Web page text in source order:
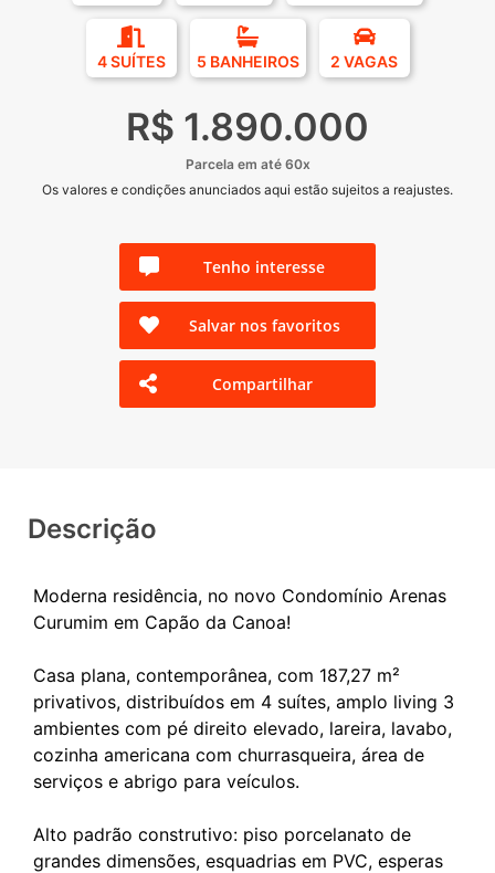
4 SUÍTES 5 BANHEIROS 2 VAGAS
R$ 1.890.000
Parcela em até 60x
Os valores e condições anunciados aqui estão sujeitos a reajustes.
Tenho interesse
Salvar nos favoritos
Compartilhar
Descrição
Moderna residência, no novo Condomínio Arenas
Curumim em Capão da Canoa!
Casa plana, contemporânea, com 187,27 m²
privativos, distribuídos em 4 suítes, amplo living 3
ambientes com pé direito elevado, lareira, lavabo,
cozinha americana com churrasqueira, área de
serviços e abrigo para veículos.
Alto padrão construtivo: piso porcelanato de
grandes dimensões, esquadrias em PVC, esperas